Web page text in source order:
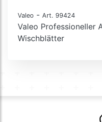
Valeo - Art. 99424
Valeo Professioneller
Wischblätter